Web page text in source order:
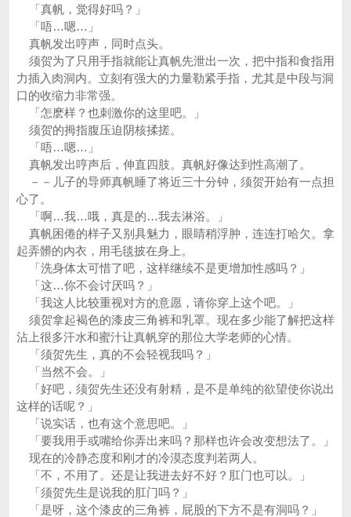
「真帆，觉得好吗？」
「唔…嗯…」
真帆发出哼声，同时点头。
须贺为了只用手指就能让真帆先泄出一次，把中指和食指用
力插入肉洞内。立刻有强大的力量勒紧手指，尤其是中段与洞
口的收缩力非常强。
「怎麽样？也刺激你的这里吧。」
须贺的拇指腹压迫阴核揉搓。
「唔…嗯…」
真帆发出哼声后，伸直四肢。真帆好像达到性高潮了。
－－儿子的导师真帆睡了将近三十分钟，须贺开始有一点担
心了。
「啊…我…哦，真是的…我去淋浴。」
真帆困倦的样子又别具魅力，眼睛稍浮肿，连连打哈欠。拿
起弄髒的内衣，用毛毯披在身上。
「洗身体太可惜了吧，这样继续不是更增加性感吗？」
「这…你不会讨厌吗？」
「我这人比较重视对方的意愿，请你穿上这个吧。」
须贺拿起褐色的漆皮三角裤和乳罩。现在多少能了解把这样
沾上很多汗水和蜜汁让真帆穿的那位大学老师的心情。
「须贺先生，真的不会轻视我吗？」
「当然不会。」
「好吧，须贺先生还没有射精，是不是单纯的欲望使你说出
这样的话呢？」
「说实话，也有这个意思吧。」
「要我用手或嘴给你弄出来吗？那样也许会改变想法了。」
现在的冷静态度和刚才的冷漠态度判若两人。
「不，不用了。还是让我进去好不好？肛门也可以。」
「须贺先生是说我的肛门吗？」
「是呀，这个漆皮的三角裤，屁股的下方不是有洞吗？」